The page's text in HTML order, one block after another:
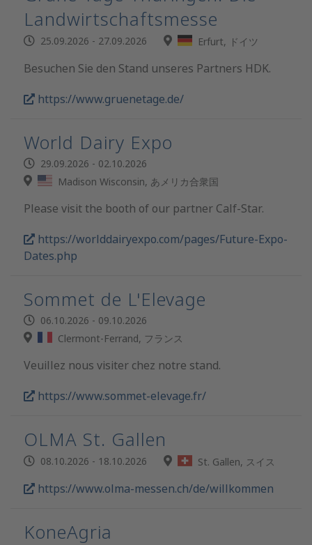
Landwirtschaftsmesse
25.09.2026 - 27.09.2026 Erfurt, ドイツ
Besuchen Sie den Stand unseres Partners HDK.
https://www.gruenetage.de/
World Dairy Expo
29.09.2026 - 02.10.2026
Madison Wisconsin, あメリカ合衆国
Please visit the booth of our partner Calf-Star.
https://worlddairyexpo.com/pages/Future-Expo-
Dates.php
Sommet de L'Elevage
06.10.2026 - 09.10.2026
Clermont-Ferrand, フランス
Veuillez nous visiter chez notre stand.
https://www.sommet-elevage.fr/
OLMA St. Gallen
08.10.2026 - 18.10.2026 St. Gallen, スイス
https://www.olma-messen.ch/de/willkommen
KoneAgria